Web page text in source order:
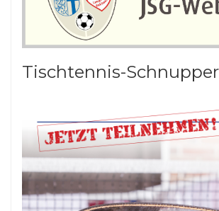
Tischtennis-